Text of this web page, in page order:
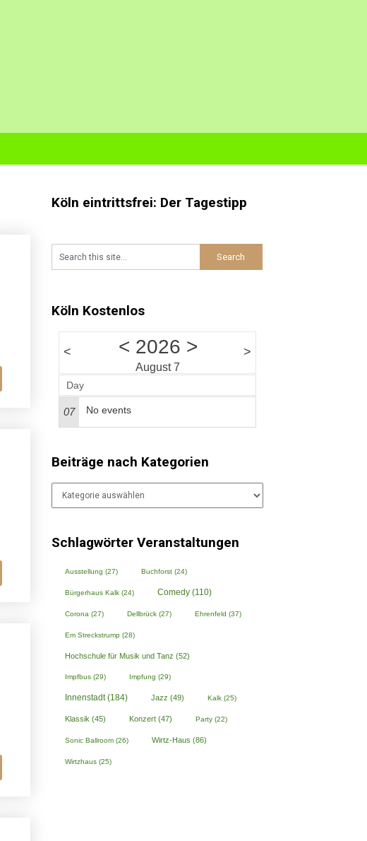
Köln eintrittsfrei: Der Tagestipp
Köln Kostenlos
< < 2026 >
August 7
>
Day
07 No events
Beiträge nach Kategorien
Schlagwörter Veranstaltungen
Ausstellung (27) Buchforst (24)
Bürgerhaus Kalk (24) Comedy (110)
Corona (27) Dellbrück (27) Ehrenfeld (37)
Em Streckstrump (28)
Hochschule für Musik und Tanz (52)
Impfbus (29) Impfung (29)
Innenstadt(184) Jazz (49) Kalk (25)
Klassik (45) Konzert (47) Party (22)
Sonic Ballroom (26) Wirtz-Haus (86)
Wirtzhaus (25)